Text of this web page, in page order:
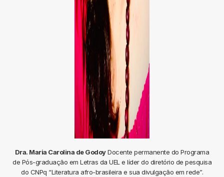
Dra. Maria Carolina de GodoyDocente permanente do Programa
de Pós-graduação em Letras da UEL e líder do diretório de pesquisa
do CNPq “Literatura afro-brasileira e sua divulgação em rede”.